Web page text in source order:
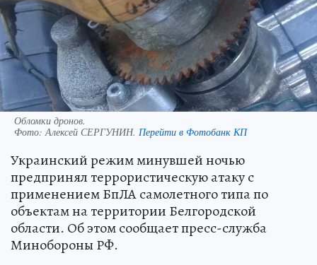
Обломки дронов.
Фото: Алексей СЕРГУНИН. Перейти в Фотобанк КП
Украинский режим минувшей ночью
предпринял террористическую атаку с
применением БпЛА самолетного типа по
объектам на территории Белгородской
области. Об этом сообщает пресс-служба
Минобороны РФ.